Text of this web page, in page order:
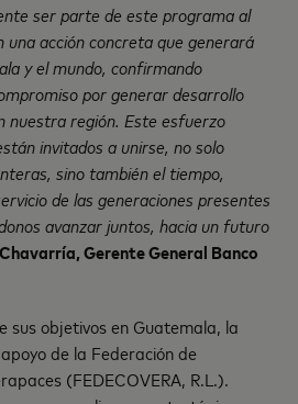
ser parte de este programa al
una acción concreta que generará
y el mundo, confirmando
por generar desarrollo
nuestra región. Este esfuerzo
invitados a unirse, no solo
sino también el tiempo,
de las generaciones presentes
avanzar juntos, hacia un futuro
Gerente General Banco
sus objetivos en Guatemala, la
de la Federación de
(FEDECOVERA, R.L.).